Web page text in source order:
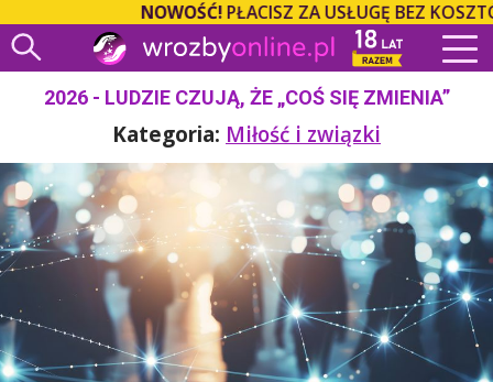
NOWOŚĆ!PŁACISZ ZA USŁUGĘ BEZ KOSZTÓW
2026 - LUDZIE CZUJĄ, ŻE „COŚ SIĘ ZMIENIA”
Kategoria: Miłość i związki